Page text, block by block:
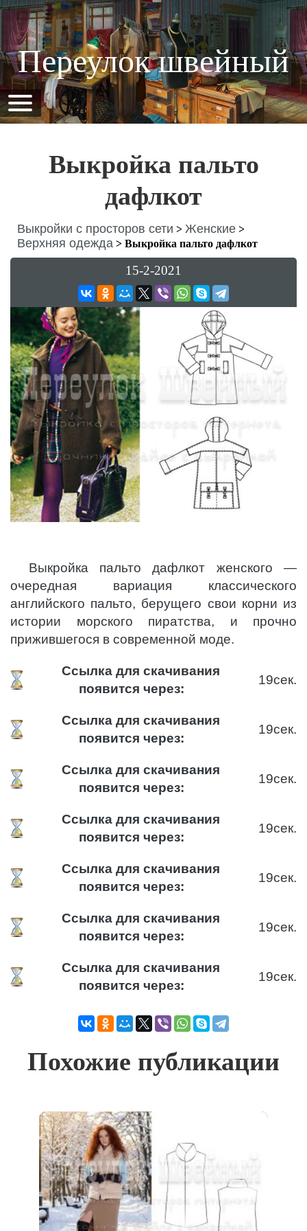
Переулок швейный
Выкройка пальто
дафлкот
Выкройки с просторов сети > Женские >
Верхняя одежда > Выкройка пальто дафлкот
15-2-2021
Выкройка пальто дафлкот женского —
очередная вариация классического
английского пальто, берущего свои корни из
истории морского пиратства, и прочно
прижившегося в современной моде.
Ссылка для скачивания
появится через:
18сек.
Ссылка для скачивания
появится через:
19сек.
Ссылка для скачивания
появится через:
19сек.
Ссылка для скачивания
появится через:
19сек.
Ссылка для скачивания
появится через:
19сек.
Ссылка для скачивания
появится через:
19сек.
Ссылка для скачивания
появится через:
19сек.
Похожие публикации